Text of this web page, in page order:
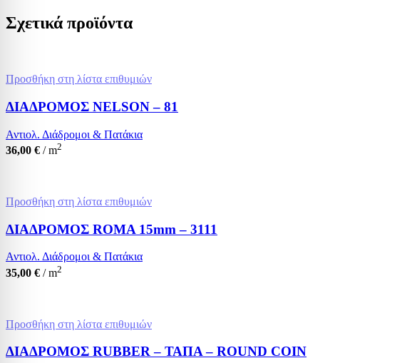
Σχετικά προϊόντα
Προσθήκη στη λίστα επιθυμιών
ΔΙΑΔΡΟΜΟΣ NELSON – 81
Αντιολ. Διάδρομοι & Πατάκια
36,00 € / m2
Προσθήκη στη λίστα επιθυμιών
ΔΙΑΔΡΟΜΟΣ ROMA 15mm – 3111
Αντιολ. Διάδρομοι & Πατάκια
35,00 € / m2
Προσθήκη στη λίστα επιθυμιών
ΔΙΑΔΡΟΜΟΣ RUBBER – ΤΑΠΑ – ROUND COIN